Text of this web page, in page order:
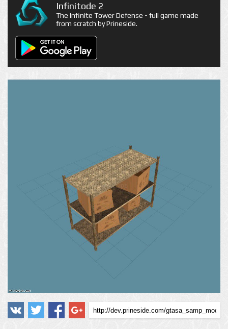
Infinitode 2
The Infinite Tower Defense - full game made
from scratch by Prineside.